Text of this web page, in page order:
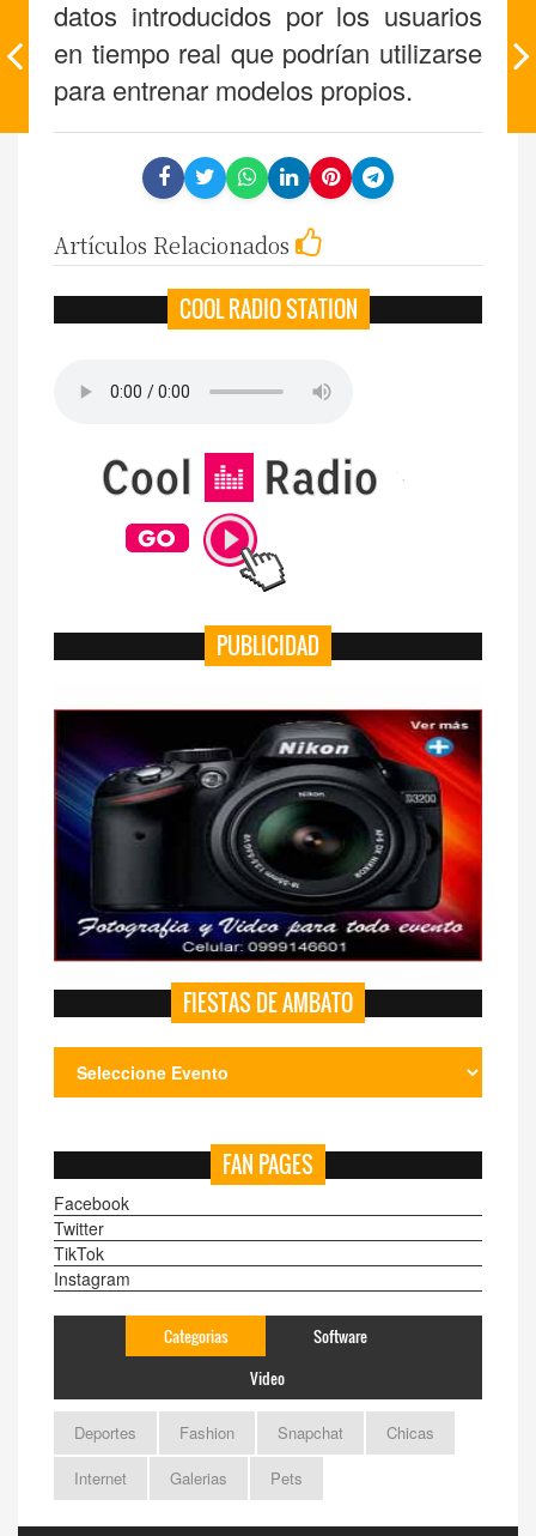
datos introducidos por los usuarios
en tiempo real que podrían utilizarse
para entrenar modelos propios.
Artículos Relacionados
COOL RADIO STATION
PUBLICIDAD
FIESTAS DE AMBATO
FAN PAGES
Facebook
Twitter
TikTok
Instagram
Categorias
Software
Video
Deportes Fashion Snapchat
Chicas
Internet
Galerias Pets